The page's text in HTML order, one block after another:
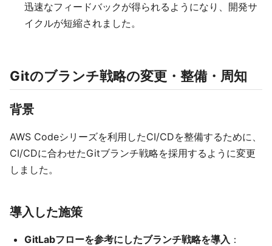
迅速なフィードバックが得られるようになり、開発サ
イクルが短縮されました。
Gitのブランチ戦略の変更・整備・周知
背景
AWS Codeシリーズを利用したCI/CDを整備するために、
CI/CDに合わせたGitブランチ戦略を採用するように変更
しました。
導入した施策
GitLabフローを参考にしたブランチ戦略を導入 ：